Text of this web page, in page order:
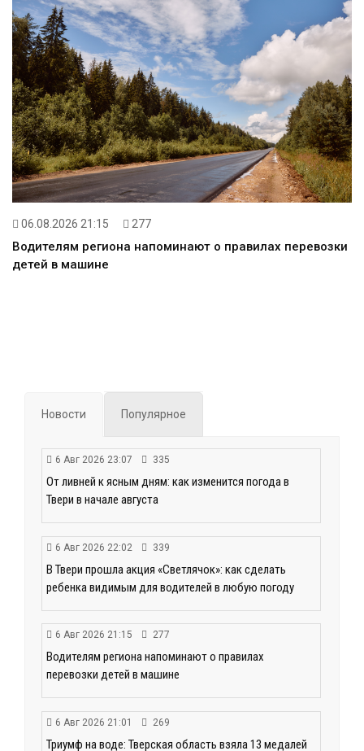
06.08.2026 21:15 277
Водителям региона напоминают о правилах перевозки
детей в машине
Новости Популярное
6 Авг 2026 23:07 335
От ливней к ясным дням: как изменится погода в
Твери в начале августа
6 Авг 2026 22:02 339
В Твери прошла акция «Светлячок»: как сделать
ребенка видимым для водителей в любую погоду
6 Авг 2026 21:15 277
Водителям региона напоминают о правилах
перевозки детей в машине
6 Авг 2026 21:01 269
Триумф на воде: Тверская область взяла 13 медалей